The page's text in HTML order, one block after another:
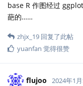
base R 作图经过
葩的……
zhjx_19 回复了此帖
yuanfan 觉得很赞
flujoo 2024年1